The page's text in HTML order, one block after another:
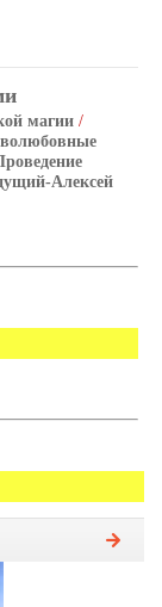
магии /
Алексей